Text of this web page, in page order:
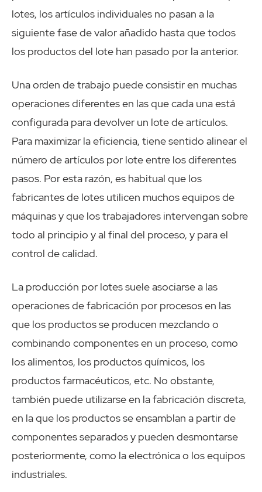
lotes, los artículos individuales no pasan a la
siguiente fase de valor añadido hasta que todos
los productos del lote han pasado por la anterior.
Una orden de trabajo puede consistir en muchas
operaciones diferentes en las que cada una está
configurada para devolver un lote de artículos.
Para maximizar la eficiencia, tiene sentido alinear el
número de artículos por lote entre los diferentes
pasos. Por esta razón, es habitual que los
fabricantes de lotes utilicen muchos equipos de
máquinas y que los trabajadores intervengan sobre
todo al principio y al final del proceso, y para el
control de calidad.
La producción por lotes suele asociarse a las
operaciones de fabricación por procesos en las
que los productos se producen mezclando o
combinando componentes en un proceso, como
los alimentos, los productos químicos, los
productos farmacéuticos, etc. No obstante,
también puede utilizarse en la fabricación discreta,
en la que los productos se ensamblan a partir de
componentes separados y pueden desmontarse
posteriormente, como la electrónica o los equipos
industriales.